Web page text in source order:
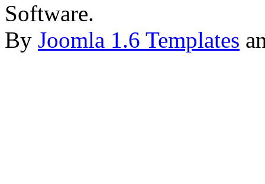
Software.
By Joomla 1.6 Templates